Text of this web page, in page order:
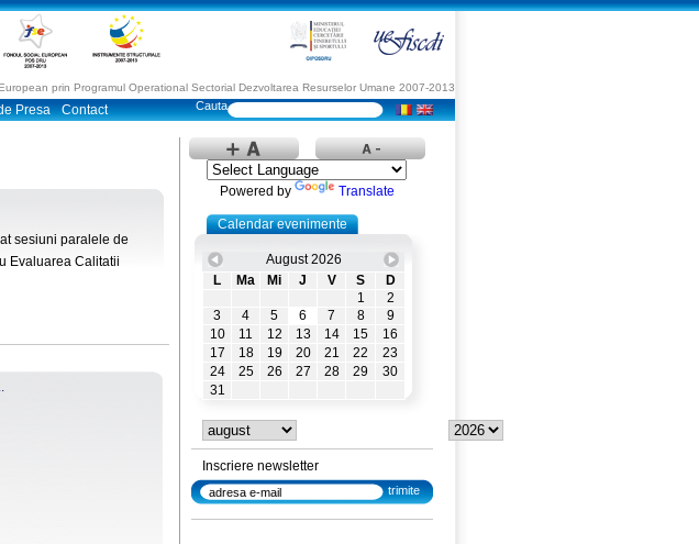
prin Programul Operational Sectorial Dezvoltarea Resurselor Umane 2007-2013
Presa Contact
sesiuni paralele de
Evaluarea Calitatii
Powered by Translate
Calendar evenimente
August 2026
L
Ma Mi J V S
D
1
2
3
4 5 6 7 8
9
10
11 12 13 14 15
16
17
18 19 20 21 22
23
24
25 26 27 28 29
30
31
Inscriere newsletter